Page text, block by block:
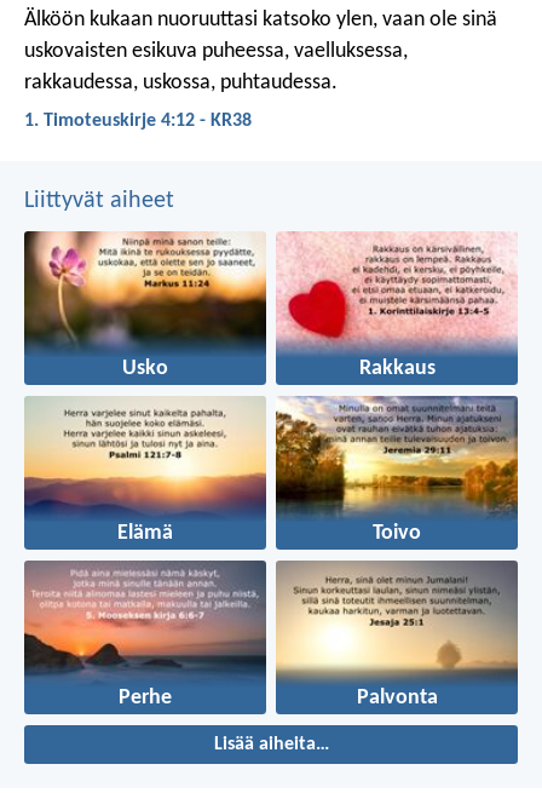
Älköön kukaan nuoruuttasi katsoko ylen, vaan ole sinä
uskovaisten esikuva puheessa, vaelluksessa,
rakkaudessa, uskossa, puhtaudessa.
1. Timoteuskirje 4:12 - KR38
Liittyvät aiheet
Usko Rakkaus
Elämä Toivo
Perhe Palvonta
Lisää aiheita…